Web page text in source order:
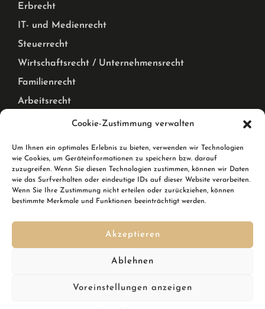
Cookie-Zustimmung verwalten
Um Ihnen ein optimales Erlebnis zu bieten, verwenden wir Technologien
wie Cookies, um Geräteinformationen zu speichern bzw. darauf
zuzugreifen. Wenn Sie diesen Technologien zustimmen, können wir Daten
wie das Surfverhalten oder eindeutige IDs auf dieser Website verarbeiten.
Wenn Sie Ihre Zustimmung nicht erteilen oder zurückziehen, können
bestimmte Merkmale und Funktionen beeinträchtigt werden.
Akzeptieren
Ablehnen
Voreinstellungen anzeigen
Erbrecht
IT- und Medienrecht
Steuerrecht
Wirtschaftsrecht / Unternehmensrecht
Familienrecht
Arbeitsrecht
Mietrecht Privat und Gewerblich, WEG Recht
Karlsruhe & Rheinstetten
Wir sind Ihre Rechtsanwälte in Karlsruhe und in
Breslauer Straße 10.
Kennen Sie schon denDSGVO Ninja? Ihre Softwarelösung,
um im Handumdrehen die DSGVO zu erfüllen inkl.